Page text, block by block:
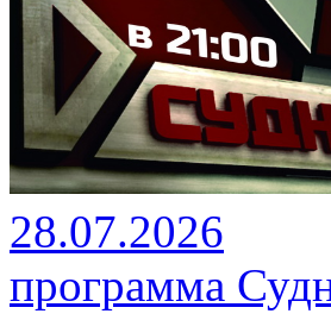
28.07.2026
программа